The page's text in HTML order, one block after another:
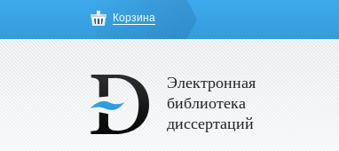
Корзина
Электронная
библиотека
диссертаций